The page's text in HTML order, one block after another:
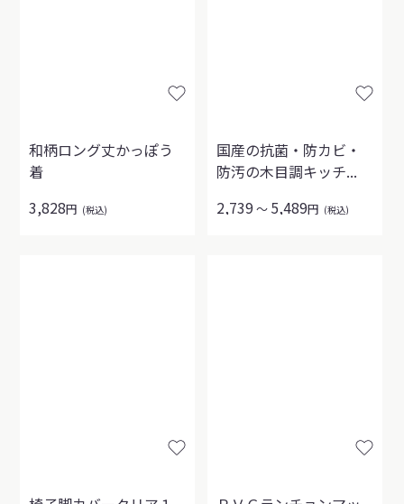
和柄ロング丈かっぽう
着
3,828円 (税込)
国産の抗菌・防カビ・
防汚の木目調キッチ...
2,739～ 5,489円 (税込)